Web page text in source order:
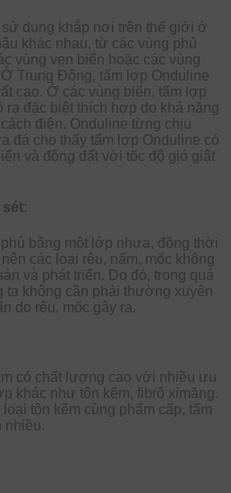
dụng khắp nơi trên thế giới ở
khác nhau, từ các vùng phủ
vùng ven biển hoặc các vùng
Trung Đông, tấm lợp Onduline
cao. Ở các vùng biển, tấm lợp
ra đặc biệt thích hợp do khả năng
điện. Onduline từng chịu
đá cho thấy tấm lợp Onduline có
và động đất với tốc độ gió giật
bằng một lớp nhựa, đồng thời
các loại rêu, nấm, mốc không
và phát triển. Do đó, trong quá
ta không cần phải thường xuyên
do rêu, mốc gây ra.
có chất lượng cao với nhiều ưu
khác như tôn kẽm, fibrô ximăng.
tôn kẽm cùng phẩm cấp, tấm
nhiều.